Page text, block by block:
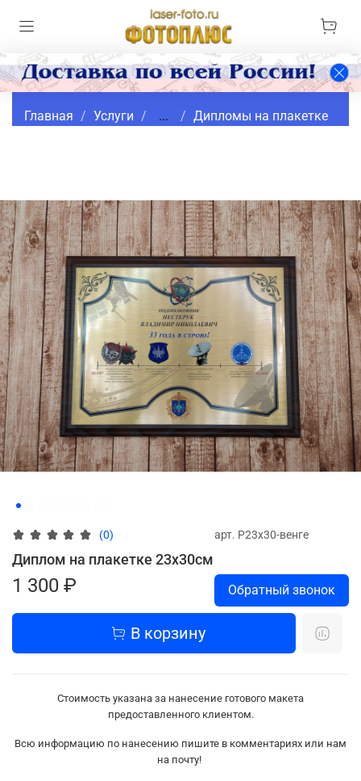
Главная Услуги ... Дипломы на плакетке
(0) арт. P23х30-венге
Диплом на плакетке 23х30см
1 300 ₽ Обратный звонок
В корзину
Стоимость указана за нанесение готового макета
предоставленного клиентом.
Всю информацию по нанесению пишите в комментариях или нам
на почту!